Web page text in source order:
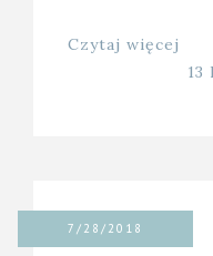
Czytaj więcej
13
7/28/2018